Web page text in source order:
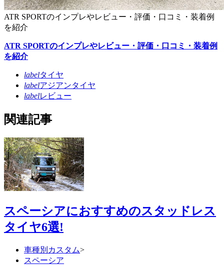
ATR SPORTのインプレやレビュー・評価・口コミ・装着例
を紹介
ATR SPORTのインプレやレビュー・評価・口コミ・装着例
を紹介
labelタイヤ
labelアジアンタイヤ
labelレビュー
関連記事
スペーシアにおすすめのスタッドレス
タイヤ6選!
車種別カスタム>
スペーシア